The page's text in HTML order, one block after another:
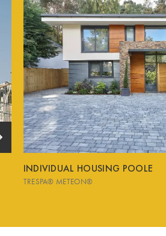
INDIVIDUAL HOUSING POOLE
TRESPA® METEON®